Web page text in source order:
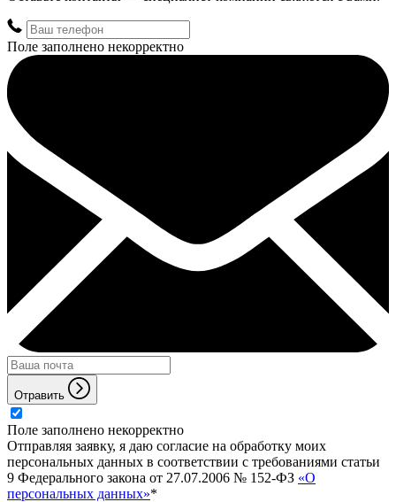
Поле заполнено некорректно
Отравить
Поле заполнено некорректно
Отправляя заявку, я даю согласие на обработку моих
персональных данных в соответствии с требованиями статьи
9 Федерального закона от 27.07.2006 № 152-ФЗ «О
персональных данных»*